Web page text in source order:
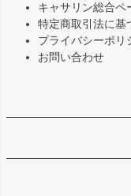
キャサリン総合ペ
特定商取引法に基
プライバシーポリ
お問い合わせ